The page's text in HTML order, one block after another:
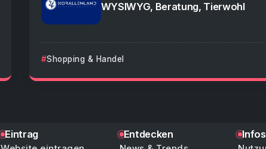
WYSIWYG, Beratung, Tierwohl
Shopping & Handel
Eintrag Entdecken Infos